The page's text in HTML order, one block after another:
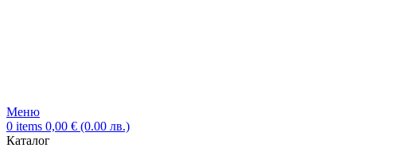
Меню
0 items 0,00 € (0.00 лв.)
Каталог